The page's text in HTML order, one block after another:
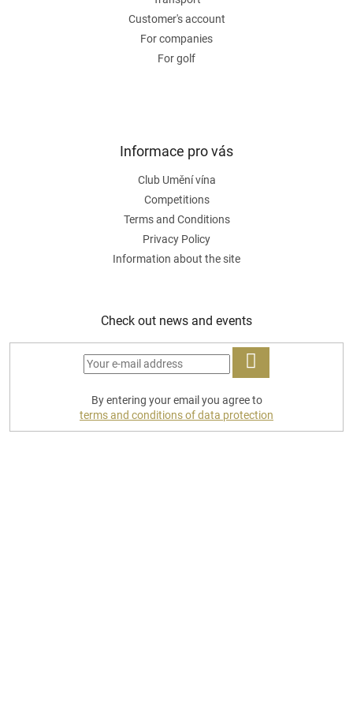
t
o
l
Customer's account
For companies
For golf
Informace pro vás
Club Umění vína
Competitions
Terms and Conditions
Privacy Policy
Information about the site
Check out news and events
LOG
IN
By entering your email you agree to
terms and conditions of data protection